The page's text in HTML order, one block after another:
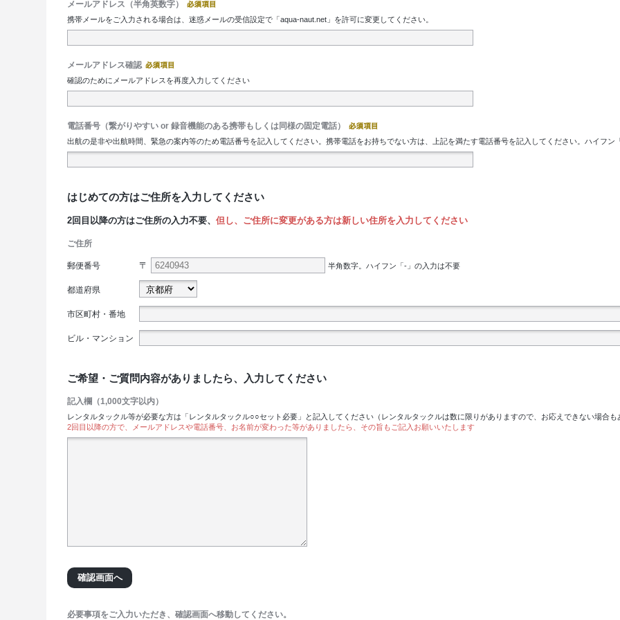
メールアドレス（半角英数字）
携帯メールをご入力される場合は、迷惑メールの受信設定で「aqua-naut.net」を許可に変更してください。
メールアドレス確認
確認のためにメールアドレスを再度入力してください
電話番号（繋がりやすい or 録音機能のある携帯もしくは同様の固定電話）
出航の是非や出航時間、緊急の案内等のため電話番号を記入してください。携帯電話をお持ちでない方は、上記を満たす電話番号を記入してください。ハイフン
はじめての方はご住所を入力してください
2回目以降の方はご住所の入力不要、但し、ご住所に変更がある方は新しい住所を入力してください
ご住所
郵便番号 〒 半角数字。ハイフン「-」の入力は不要
都道府県
市区町村・番地
ビル・マンション
ご希望・ご質問内容がありましたら、入力してください
記入欄（1,000文字以内）
レンタルタックル等が必要な方は「レンタルタックル○○セット必要」と記入してください（レンタルタックルは数に限りがありますので、お応えできない場合も
2回目以降の方で、メールアドレスや電話番号、お名前が変わった等がありましたら、その旨もご記入お願いいたします
必要事項をご入力いただき、確認画面へ移動してください。